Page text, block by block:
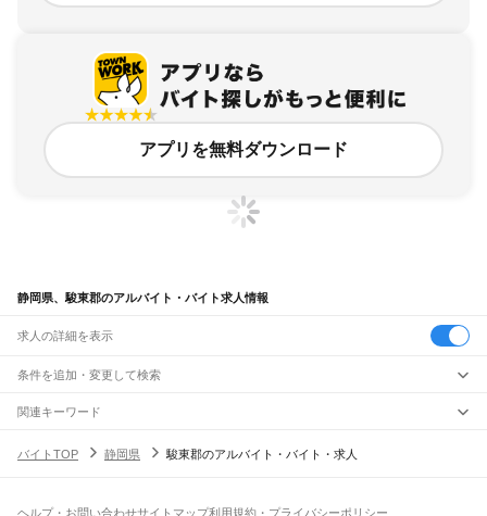
アプリを無料ダウンロード
静岡県、駿東郡のアルバイト・バイト求人情報
求人の詳細を表示
条件を追加・変更して検索
市区町村を追加・変更
静岡県すべて
駅を追加・変更
熱海駅
飲食・フードサービス
関連キーワード
静岡県 静岡市駿河区
バイトTOP 静岡県 駿東郡のアルバイト・バイト・求人
ヘルプ・お問い合わせサイトマップ利用規約・プライバシーポリシー